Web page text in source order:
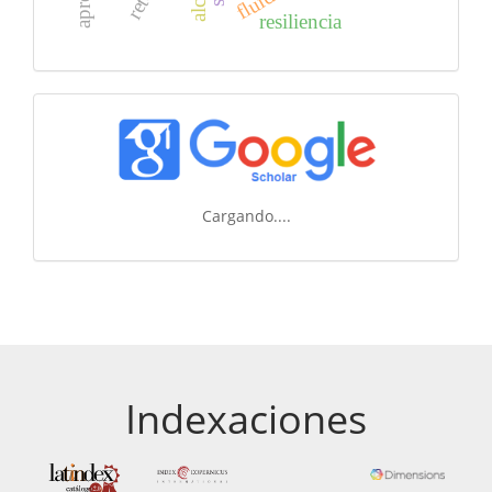
resiliencia
Cargando....
Indexaciones